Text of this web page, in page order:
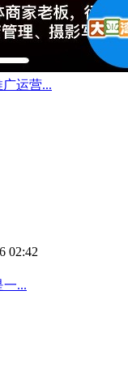
运营...
02:42
一...